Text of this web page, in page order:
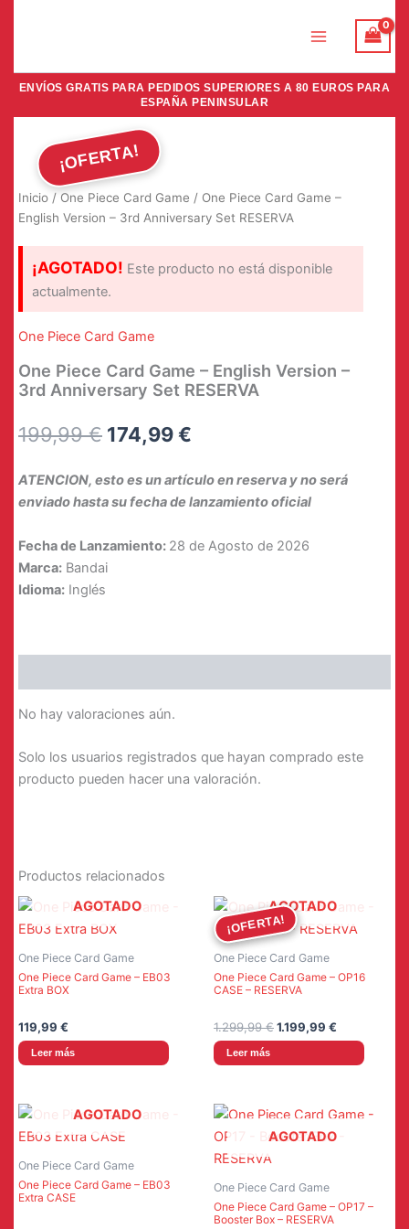
ENVÍOS GRATIS PARA PEDIDOS SUPERIORES A 80 EUROS PARA
ESPAÑA PENINSULAR
¡OFERTA!
Inicio / One Piece Card Game / One Piece Card Game –
English Version – 3rd Anniversary Set RESERVA
¡AGOTADO! Este producto no está disponible
actualmente.
One Piece Card Game
One Piece Card Game – English Version –
3rd Anniversary Set RESERVA
199,99€ El
original
199,99 €.
174,99€
actual
ATENCION, esto es un artículo en reserva y no será
enviado hasta su fecha de lanzamiento oficial
Fecha de Lanzamiento: 28 de Agosto de 2026
Marca: Bandai
Idioma: Inglés
No hay valoraciones aún.
Solo los usuarios registrados que hayan comprado este
producto pueden hacer una valoración.
Productos relacionados
AGOTADO
One Piece Card Game
One Piece Card Game – EB03
Extra BOX
119,99 €
Leer más
¡OFERTA!
AGOTADO
¡OFERTA!
One Piece Card Game
One Piece Card Game – OP16
CASE – RESERVA
1.299,99€El
precio
1.199,99 €
precio
actual
Leer más
AGOTADO
One Piece Card Game
One Piece Card Game – EB03
Extra CASE
AGOTADO
One Piece Card Game
One Piece Card Game – OP17 –
Booster Box – RESERVA